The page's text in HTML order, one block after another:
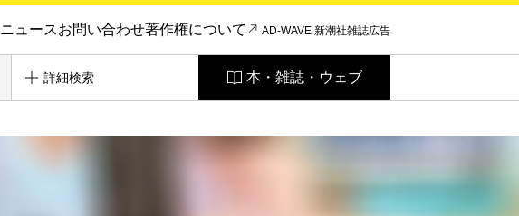
ニュースお問い合わせ著作権について AD-WAVE 新潮社雑誌広告
詳細検索 本・雑誌・ウェブ